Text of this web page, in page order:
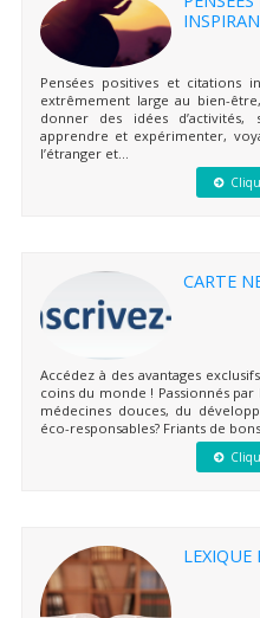
Pensées positives et citations
extrêmement large au bien-
donner des idées d’activités,
apprendre et expérimenter,
l’étranger et...
CARTE
Accédez à des avantages
coins du monde ! Passionnés
médecines douces, du
éco-responsables? Friants de
LEXIQUE